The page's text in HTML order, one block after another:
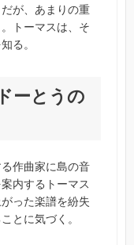
が、あまりの重
トーマスは、そ
る。
ーとうの
作曲家に島の音
内するトーマス
った楽譜を紛失
とに気づく。